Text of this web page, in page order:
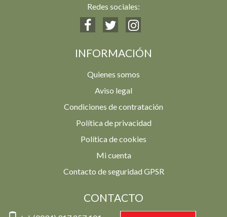
Redes sociales:
INFORMACIÓN
Quienes somos
Aviso legal
Condiciones de contratación
Política de privacidad
Política de cookies
Mi cuenta
Contacto de seguridad GPSR
CONTACTO